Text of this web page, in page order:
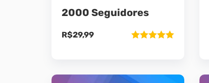
2000 Seguidores
R$29,99